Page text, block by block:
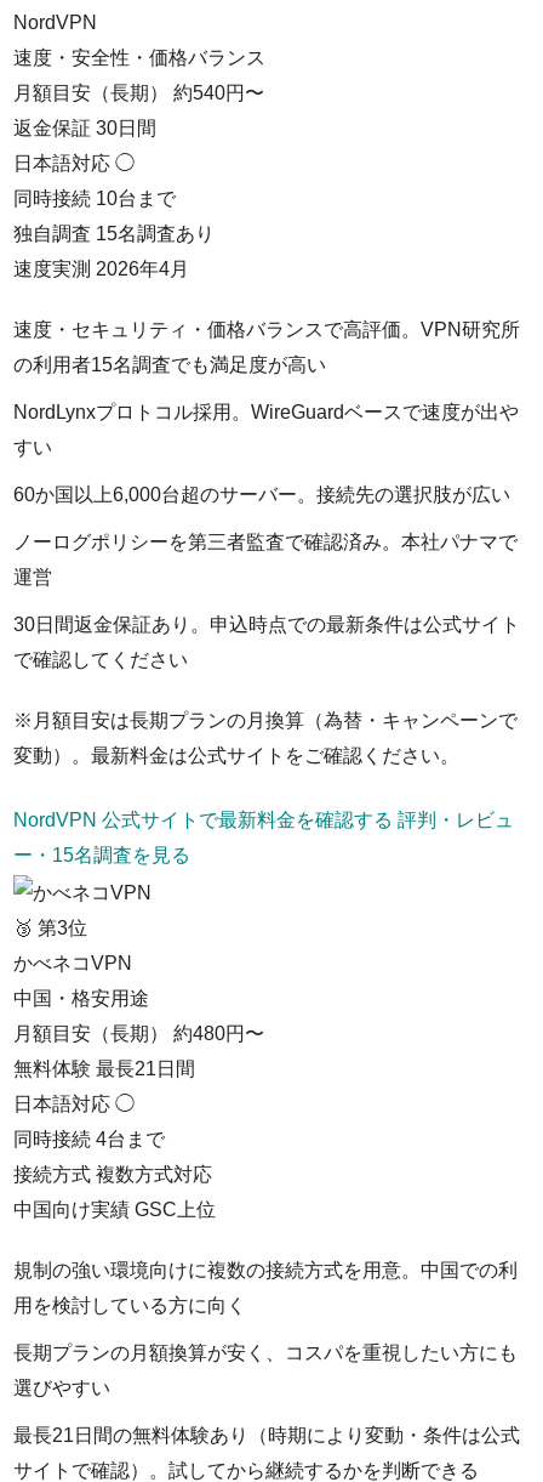
NordVPN
速度・安全性・価格バランス
月額目安（長期）
約540円〜
返金保証 30日間
日本語対応 ◯
同時接続 10台まで
独自調査 15名調査あり
速度実測 2026年4月
速度・セキュリティ・価格バランスで高評価。VPN研究所
の利用者15名調査でも満足度が高い
NordLynxプロトコル採用。WireGuardベースで速度が出や
すい
60か国以上6,000台超のサーバー。接続先の選択肢が広い
ノーログポリシーを第三者監査で確認済み。本社パナマで
運営
30日間返金保証あり。申込時点での最新条件は公式サイト
で確認してください
※月額目安は長期プランの月換算（為替・キャンペーンで
変動）。最新料金は公式サイトをご確認ください。
NordVPN 公式サイトで最新料金を確認する 評判・レビュ
ー・15名調査を見る
🥉 第3位
かべネコVPN
中国・格安用途
月額目安（長期）
約480円〜
無料体験 最長21日間
日本語対応 ◯
同時接続 4台まで
接続方式 複数方式対応
中国向け実績 GSC上位
規制の強い環境向けに複数の接続方式を用意。中国での利
用を検討している方に向く
長期プランの月額換算が安く、コスパを重視したい方にも
選びやすい
最長21日間の無料体験あり（時期により変動・条件は公式
サイトで確認）。試してから継続するかを判断できる